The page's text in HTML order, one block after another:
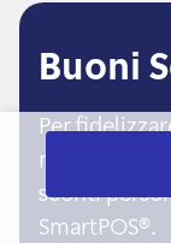
Buoni
Per
nei giorni in
sconti
SmartPOS®.